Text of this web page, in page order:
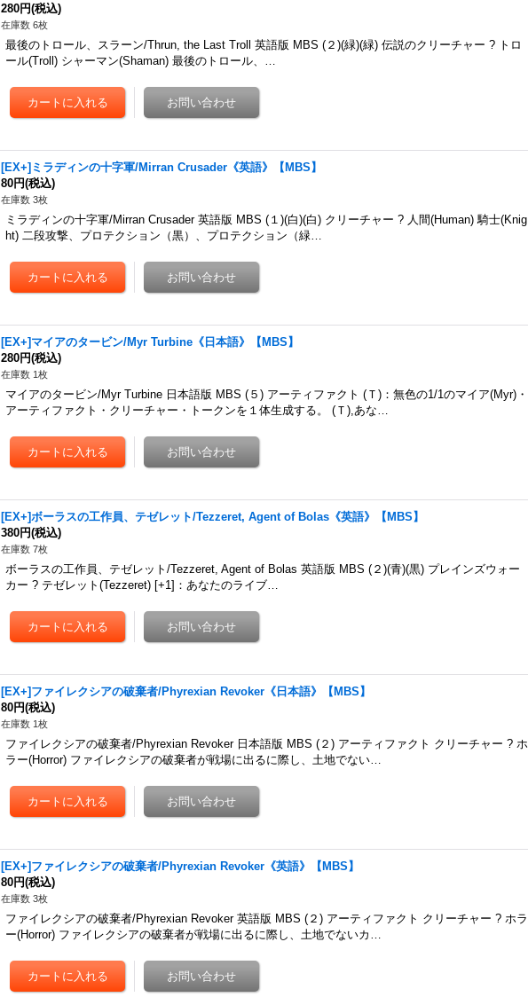
280円(税込)
在庫数 6枚
最後のトロール、スラーン/Thrun, the Last Troll 英語版 MBS (２)(緑)(緑) 伝説のクリーチャー ? トロ
ール(Troll) シャーマン(Shaman) 最後のトロール、…
[EX+]ミラディンの十字軍/Mirran Crusader《英語》【MBS】
80円(税込)
在庫数 3枚
ミラディンの十字軍/Mirran Crusader 英語版 MBS (１)(白)(白) クリーチャー ? 人間(Human) 騎士(Knig
ht) 二段攻撃、プロテクション（黒）、プロテクション（緑…
[EX+]マイアのタービン/Myr Turbine《日本語》【MBS】
280円(税込)
在庫数 1枚
マイアのタービン/Myr Turbine 日本語版 MBS (５) アーティファクト (Ｔ)：無色の1/1のマイア(Myr)・
アーティファクト・クリーチャー・トークンを１体生成する。 (Ｔ),あな…
[EX+]ボーラスの工作員、テゼレット/Tezzeret, Agent of Bolas《英語》【MBS】
380円(税込)
在庫数 7枚
ボーラスの工作員、テゼレット/Tezzeret, Agent of Bolas 英語版 MBS (２)(青)(黒) プレインズウォー
カー ? テゼレット(Tezzeret) [+1]：あなたのライブ…
[EX+]ファイレクシアの破棄者/Phyrexian Revoker《日本語》【MBS】
80円(税込)
在庫数 1枚
ファイレクシアの破棄者/Phyrexian Revoker 日本語版 MBS (２) アーティファクト クリーチャー ? ホ
ラー(Horror) ファイレクシアの破棄者が戦場に出るに際し、土地でない…
[EX+]ファイレクシアの破棄者/Phyrexian Revoker《英語》【MBS】
80円(税込)
在庫数 3枚
ファイレクシアの破棄者/Phyrexian Revoker 英語版 MBS (２) アーティファクト クリーチャー ? ホラ
ー(Horror) ファイレクシアの破棄者が戦場に出るに際し、土地でないカ…